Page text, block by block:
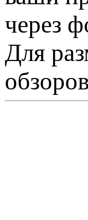
через
Для